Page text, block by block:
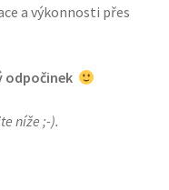
a výkonnosti přes
odpočinek
níže ;-).